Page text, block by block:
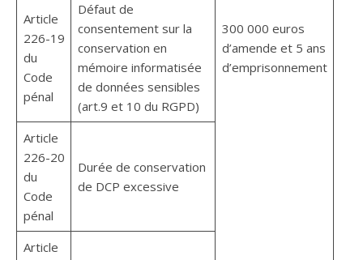
300 000 euros
d’amende et 5 ans
d’emprisonnement
Article
226-19
du
Code
pénal
Défaut de
consentement sur la
conservation en
mémoire informatisée
de données sensibles
(art.9 et 10 du RGPD)
Article
226-20
du
Code
pénal
Durée de conservation
de DCP excessive
Article